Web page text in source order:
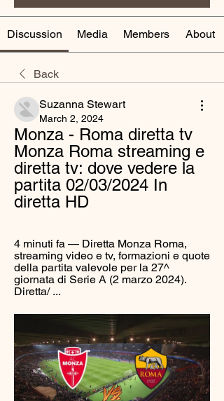
Discussion Media Members About
Back
Suzanna Stewart
March 2, 2024
Monza - Roma diretta tv
Monza Roma streaming e
diretta tv: dove vedere la
partita 02/03/2024 In
diretta HD
4 minuti fa — Diretta Monza Roma,
streaming video e tv, formazioni e quote
della partita valevole per la 27^
giornata di Serie A (2 marzo 2024).
Diretta/ ...